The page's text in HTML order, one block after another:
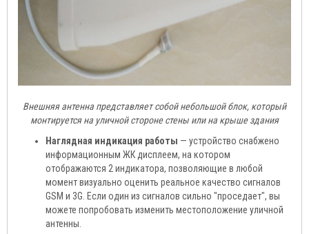
Внешняя антенна представляет собой небольшой блок, который
монтируется на уличной стороне стены или на крыше здания
Наглядная индикация работы — устройство снабжено
информационным ЖК дисплеем, на котором
отображаются 2 индикатора, позволяющие в любой
момент визуально оценить реальное качество сигналов
GSM и 3G. Если один из сигналов сильно "проседает", вы
можете попробовать изменить местоположение уличной
антенны.